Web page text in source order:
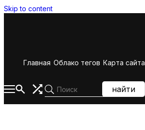
Skip to content
Главная Облако тегов Карта сайта
найти